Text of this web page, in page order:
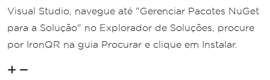
Visual Studio, navegue até "Gerenciar Pacotes NuGet
para a Solução" no Explorador de Soluções, procure
por IronQR na guia Procurar e clique em Instalar.